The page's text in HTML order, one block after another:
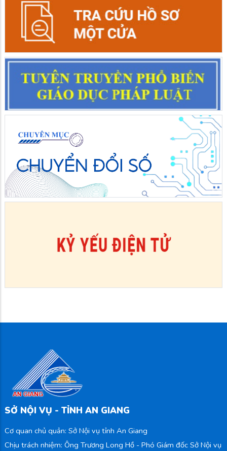
SỞ NỘI VỤ - TỈNH AN GIANG
Cơ quan chủ quản: Sở Nội vụ tỉnh An Giang
Chịu trách nhiệm: Ông Trương Long Hồ - Phó Giám đốc Sở Nội vụ